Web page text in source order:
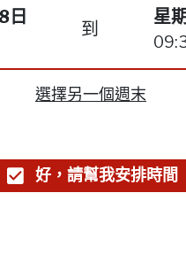
日
到
星
選擇另一個週末
好，請幫我安排時間